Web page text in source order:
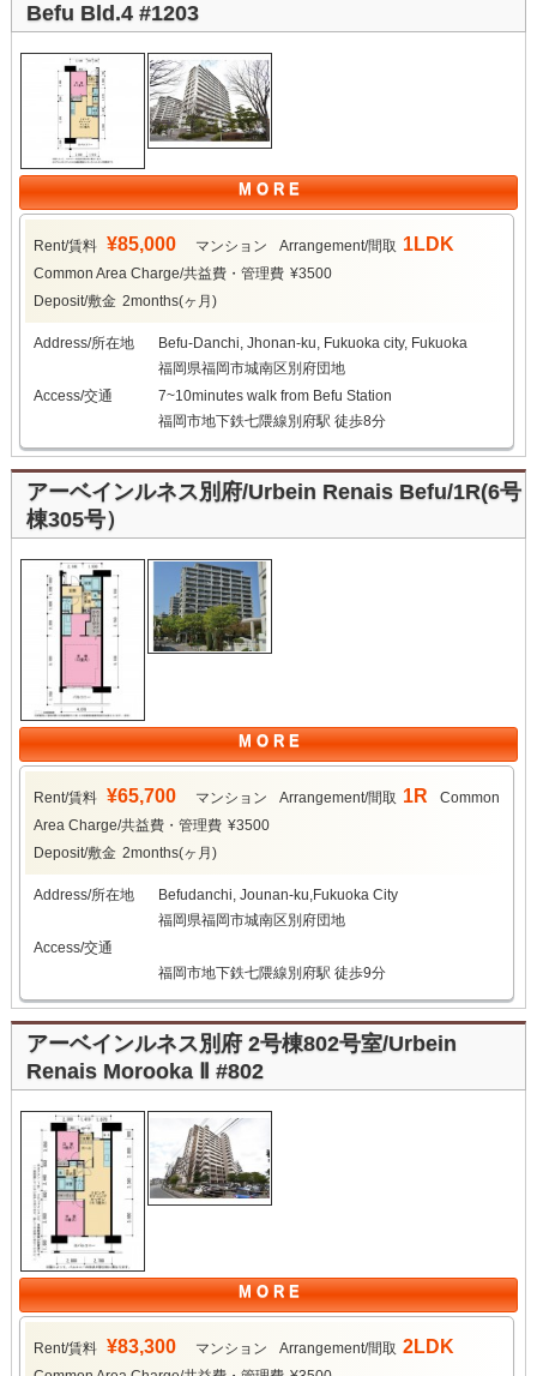
Befu Bld.4 #1203
M O R E
Rent/賃料 ¥85,000 マンション Arrangement/間取 1LDK
Common Area Charge/共益費・管理費 ¥3500
Deposit/敷金 2months(ヶ月)
Address/所在地
Befu-Danchi, Jhonan-ku, Fukuoka city, Fukuoka
福岡県福岡市城南区別府団地
Access/交通
7~10minutes walk from Befu Station
福岡市地下鉄七隈線別府駅 徒歩8分
アーベインルネス別府/Urbein Renais Befu/1R(6号
棟305号）
M O R E
Rent/賃料 ¥65,700 マンション Arrangement/間取 1R
Common
Area Charge/共益費・管理費 ¥3500
Deposit/敷金 2months(ヶ月)
Address/所在地
Befudanchi, Jounan-ku,Fukuoka City
福岡県福岡市城南区別府団地
Access/交通
福岡市地下鉄七隈線別府駅 徒歩9分
アーベインルネス別府 2号棟802号室/Urbein
Renais Morooka Ⅱ #802
M O R E
Rent/賃料 ¥83,300 マンション Arrangement/間取 2LDK